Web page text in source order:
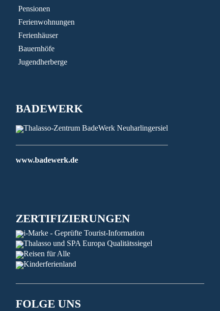
Pensionen
Ferienwohnungen
Ferienhäuser
Bauernhöfe
Jugendherberge
BADEWERK
www.badewerk.de
ZERTIFIZIERUNGEN
FOLGE UNS